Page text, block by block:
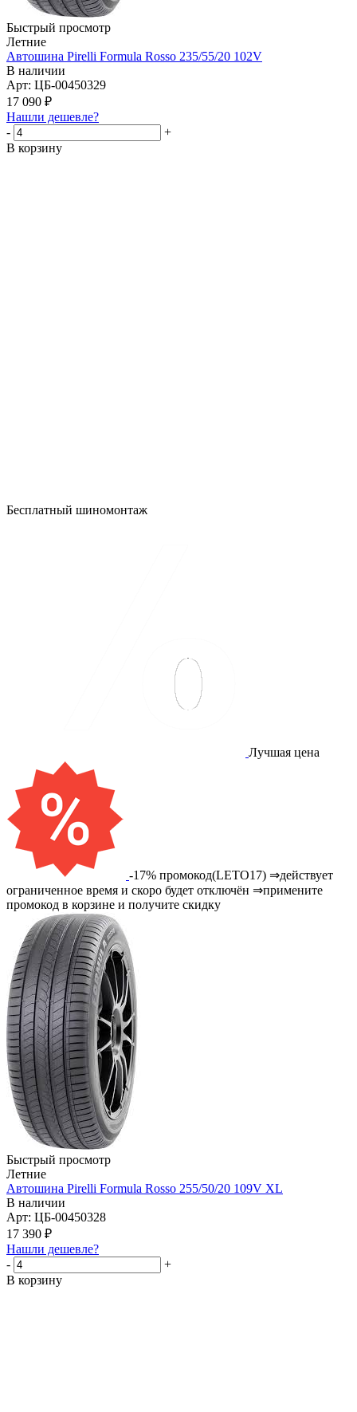
Быстрый просмотр
Летние
Автошина Pirelli Formula Rosso 235/55/20 102V
В наличии
Арт: ЦБ-00450329
17 090 ₽
Нашли дешевле?
-
+
В корзину
Бесплатный шиномонтаж
Лучшая цена
-17% промокод(LETO17) ⇒действует
ограниченное время и скоро будет отключён ⇒примените
промокод в корзине и получите скидку
Быстрый просмотр
Летние
Автошина Pirelli Formula Rosso 255/50/20 109V XL
В наличии
Арт: ЦБ-00450328
17 390 ₽
Нашли дешевле?
-
+
В корзину